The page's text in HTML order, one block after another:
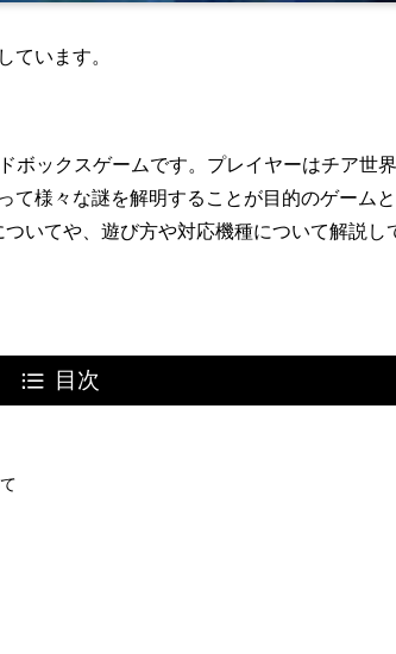
います。
ボックスゲームです。プレイヤーはチア世
様々な謎を解明することが目的のゲームと
いてや、遊び方や対応機種について解説し
目次